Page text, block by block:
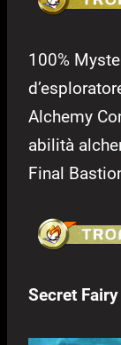
100%
Alchemy
abilità
Final
Secret